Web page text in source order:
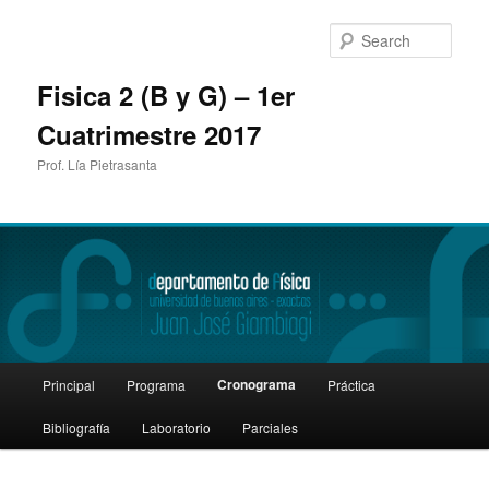
Fisica 2 (B y G) – 1er
Cuatrimestre 2017
Prof. Lía Pietrasanta
Skip
to
Principal Programa Cronograma Práctica
Bibliografía Laboratorio Parciales